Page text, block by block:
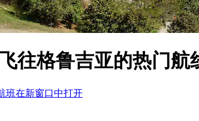
往格鲁吉亚的热门航
班在新窗口中打开